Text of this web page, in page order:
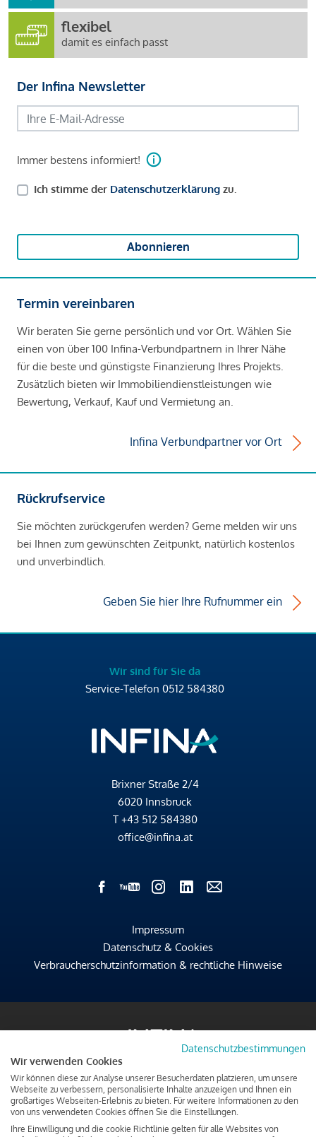
flexibel
damit es einfach passt
Der Infina Newsletter
Immer bestens informiert!
Ich stimme der Datenschutzerklärung zu.
Abonnieren
Termin vereinbaren
Wir beraten Sie gerne persönlich und vor Ort. Wählen Sie
einen von über 100 Infina-Verbundpartnern in Ihrer Nähe
für die beste und günstigste Finanzierung Ihres Projekts.
Zusätzlich bieten wir Immobiliendienstleistungen wie
Bewertung, Verkauf, Kauf und Vermietung an.
Infina Verbundpartner vor Ort
Rückrufservice
Sie möchten zurückgerufen werden? Gerne melden wir uns
bei Ihnen zum gewünschten Zeitpunkt, natürlich kostenlos
und unverbindlich.
Geben Sie hier Ihre Rufnummer ein
Wir sind für Sie da
Service-Telefon 0512 584380
Brixner Straße 2/4
6020 Innsbruck
T +43 512 584380
office@infina.at
Impressum
Datenschutz & Cookies
Verbraucherschutzinformation & rechtliche Hinweise
Datenschutzbestimmungen
Wir verwenden Cookies
Wir können diese zur Analyse unserer Besucherdaten platzieren, um unsere
Webseite zu verbessern, personalisierte Inhalte anzuzeigen und Ihnen ein
großartiges Webseiten-Erlebnis zu bieten. Für weitere Informationen zu den
von uns verwendeten Cookies öffnen Sie die Einstellungen.
Ihre Einwilligung und die cookie Richtlinie gelten für alle Websites von